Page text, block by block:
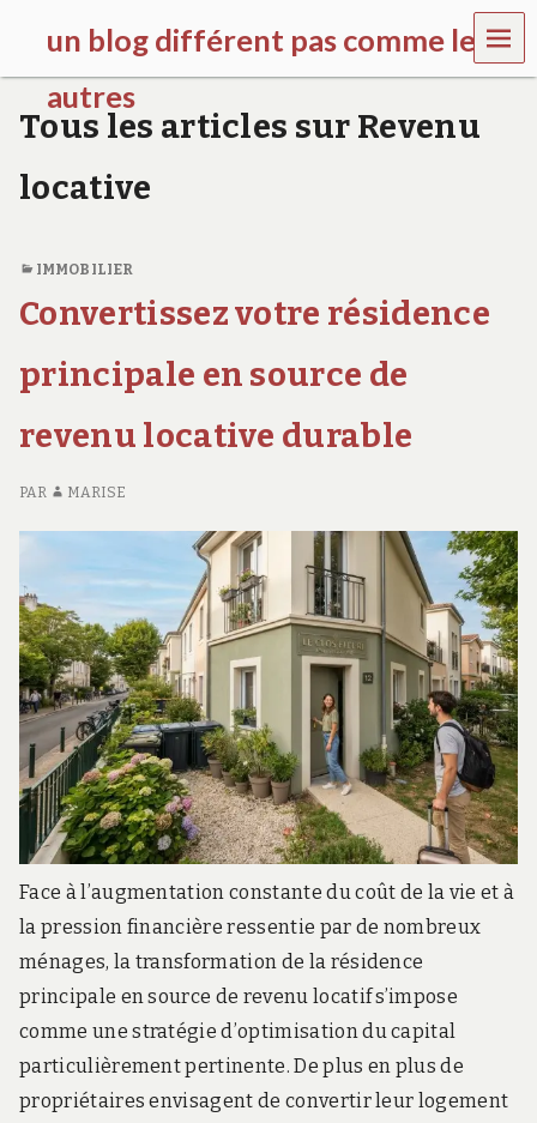
un blog différent pas comme les
autres
f
c
i
l
d
r
n
r
MEN
U
Tous les articles sur Revenu
locative
IMMOBILIER
Convertissez votre résidence
principale en source de
revenu locative durable
PAR MARISE
Face à l’augmentation constante du coût de la vie et à
la pression financière ressentie par de nombreux
ménages, la transformation de la résidence
principale en source de revenu locatif s’impose
comme une stratégie d’optimisation du capital
particulièrement pertinente. De plus en plus de
propriétaires envisagent de convertir leur logement